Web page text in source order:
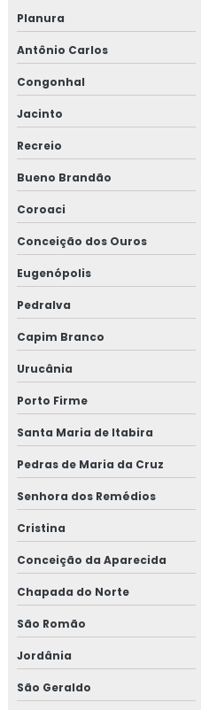
Planura
Antônio Carlos
Congonhal
Jacinto
Recreio
Bueno Brandão
Coroaci
Conceição dos Ouros
Eugenópolis
Pedralva
Capim Branco
Urucânia
Porto Firme
Santa Maria de Itabira
Pedras de Maria da Cruz
Senhora dos Remédios
Cristina
Conceição da Aparecida
Chapada do Norte
São Romão
Jordânia
São Geraldo